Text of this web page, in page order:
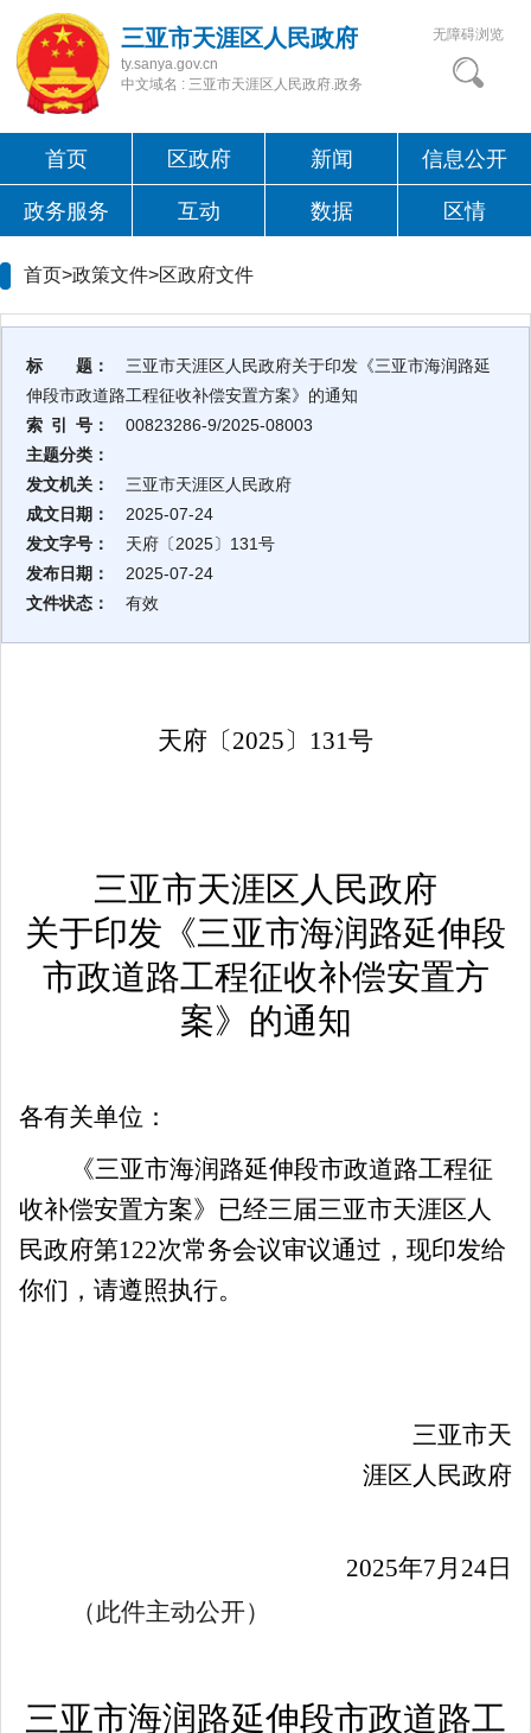
三亚市天涯区人民政府
ty.sanya.gov.cn
中文域名 : 三亚市天涯区人民政府.政务
无障碍浏览
首页 区政府 新闻 信息公开
政务服务 互动 数据 区情
首页>政策文件>区政府文件
标 题：
三亚市天涯区人民政府关于印发《三亚市海润路延
伸段市政道路工程征收补偿安置方案》的通知
索 引 号：
00823286-9/2025-08003
主题分类：
发文机关：
三亚市天涯区人民政府
成文日期：
2025-07-24
发文字号：
天府〔2025〕131号
发布日期：
2025-07-24
文件状态：
有效
天府〔2025〕 131号
三亚市天涯区人民政府
关于印发《三亚市海润路延伸段
市政道路工程征收补偿安置方
案》的通知
各有关单位：
《三亚市海润路延伸段市政道路工程征
收补偿安置方案》已经三届三亚市天涯区人
民政府第122次常务会议审议通过 ， 现印发给
你们，请遵照执行。
三亚市天
涯区人民政府
2025年7 月 24日
（此件主动公开）
三亚市海润路延伸段市政道路工